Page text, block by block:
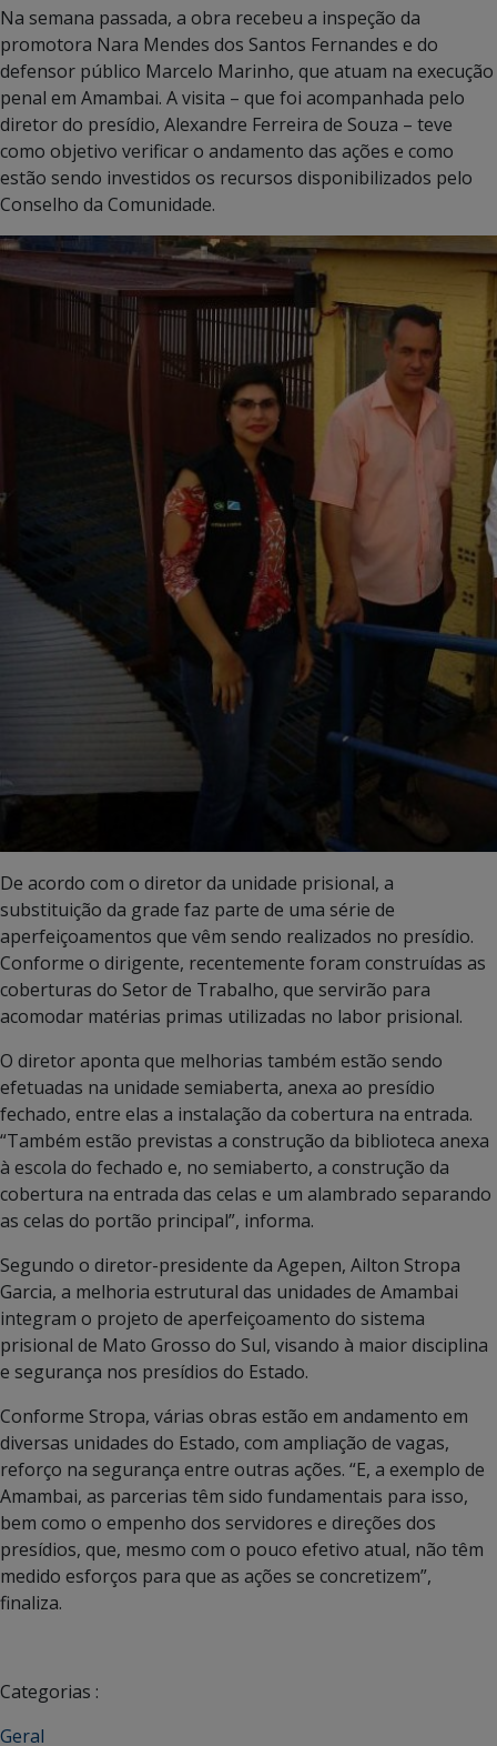
Na semana passada, a obra recebeu a inspeção da
promotora Nara Mendes dos Santos Fernandes e do
defensor público Marcelo Marinho, que atuam na execução
penal em Amambai. A visita – que foi acompanhada pelo
diretor do presídio, Alexandre Ferreira de Souza – teve
como objetivo verificar o andamento das ações e como
estão sendo investidos os recursos disponibilizados pelo
Conselho da Comunidade.
De acordo com o diretor da unidade prisional, a
substituição da grade faz parte de uma série de
aperfeiçoamentos que vêm sendo realizados no presídio.
Conforme o dirigente, recentemente foram construídas as
coberturas do Setor de Trabalho, que servirão para
acomodar matérias primas utilizadas no labor prisional.
O diretor aponta que melhorias também estão sendo
efetuadas na unidade semiaberta, anexa ao presídio
fechado, entre elas a instalação da cobertura na entrada.
“Também estão previstas a construção da biblioteca anexa
à escola do fechado e, no semiaberto, a construção da
cobertura na entrada das celas e um alambrado separando
as celas do portão principal”, informa.
Segundo o diretor-presidente da Agepen, Ailton Stropa
Garcia, a melhoria estrutural das unidades de Amambai
integram o projeto de aperfeiçoamento do sistema
prisional de Mato Grosso do Sul, visando à maior disciplina
e segurança nos presídios do Estado.
Conforme Stropa, várias obras estão em andamento em
diversas unidades do Estado, com ampliação de vagas,
reforço na segurança entre outras ações. “E, a exemplo de
Amambai, as parcerias têm sido fundamentais para isso,
bem como o empenho dos servidores e direções dos
presídios, que, mesmo com o pouco efetivo atual, não têm
medido esforços para que as ações se concretizem”,
finaliza.
Categorias :
Geral